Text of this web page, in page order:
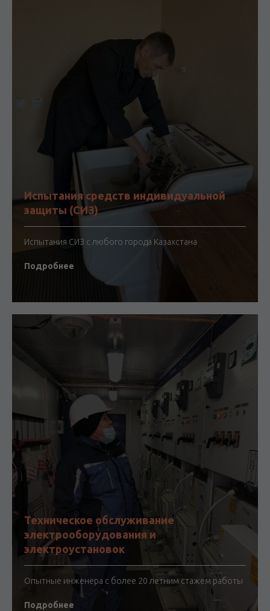
Испытания средств индивидуальной
защиты (СИЗ)
Испытания СИЗ с любого города Казахстана
Подробнее
Техническое обслуживание
электрооборудования и
электроустановок
Опытные инженера с более 20 летним стажем работы
Подробнее